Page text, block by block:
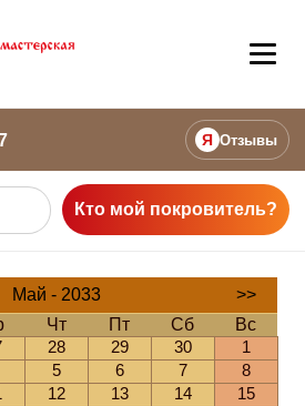
Я Отзывы
Кто мой покровитель?
Май - 2033
>>
Чт Пт Сб
Вс
28 29 30
1
5 6 7
8
12 13 14
15